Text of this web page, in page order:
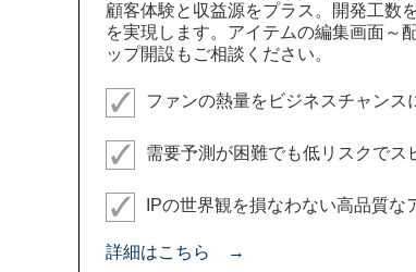
顧客体験と収益源をプラス。開発工数
を実現します。アイテムの編集画面～
ップ開設もご相談ください。
ファンの熱量をビジネスチャンス
需要予測が困難でも低リスクでス
IPの世界観を損なわない高品質な
詳細はこちら →